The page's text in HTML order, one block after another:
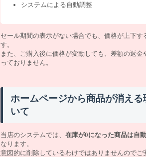
システムによる自動調整
セール期間の表示がない場合でも、価格が上下す
す。
また、ご購入後に価格が変動しても、差額の返金
っておりません。
ホームページから商品が消える
いて
当店のシステムでは、 在庫が0になった商品は自
なります。
意図的に削除しているわけではありませんのでご